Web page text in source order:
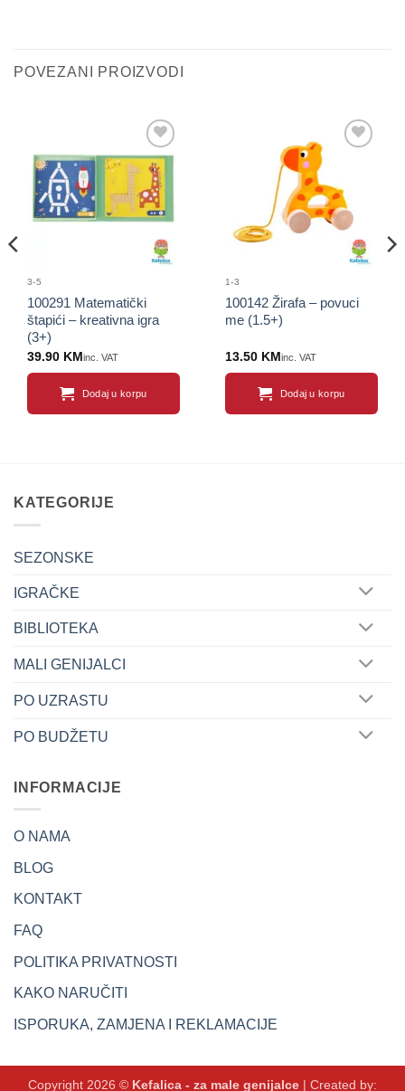
POVEZANI PROIZVODI
Sačuvaj
proizvod
3-5
100291 Matematički
štapići – kreativna igra
(3+)
39.90 KM inc. VAT
Dodaj u korpu
1-3
100142 Žirafa – povuci
me (1.5+)
13.50 KM inc. VAT
Dodaj u korpu
KATEGORIJE
SEZONSKE
IGRAČKE
BIBLIOTEKA
MALI GENIJALCI
PO UZRASTU
PO BUDŽETU
INFORMACIJE
O NAMA
BLOG
KONTAKT
FAQ
POLITIKA PRIVATNOSTI
KAKO NARUČITI
ISPORUKA, ZAMJENA I REKLAMACIJE
Copyright 2026 © Kefalica - za male genijalce | Created by: